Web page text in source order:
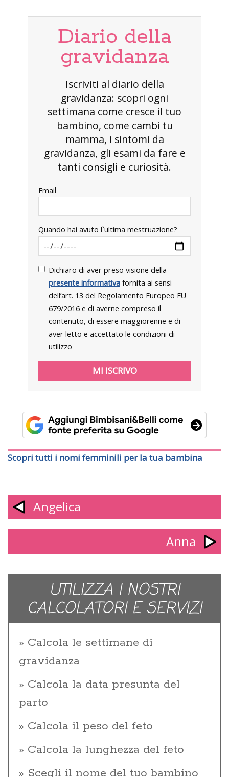
Diario della
gravidanza
Iscriviti al diario della
gravidanza: scopri ogni
settimana come cresce il tuo
bambino, come cambi tu
mamma, i sintomi da
gravidanza, gli esami da fare e
tanti consigli e curiosità.
Email
Quando hai avuto l`ultima mestruazione?
Dichiaro di aver preso visione della
presente informativa fornita ai sensi
dell’art. 13 del Regolamento Europeo EU
679/2016 e di averne compreso il
contenuto, di essere maggiorenne e di
aver letto e accettato le condizioni di
utilizzo
Scopri tutti i nomi femminili per la tua bambina
Angelica
Anna
UTILIZZA I NOSTRI
CALCOLATORI E SERVIZI
Calcola le settimane di
gravidanza
Calcola la data presunta del
parto
Calcola il peso del feto
Calcola la lunghezza del feto
Scegli il nome del tuo bambino